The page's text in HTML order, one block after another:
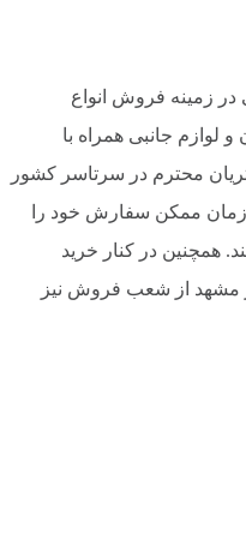
در زمینه فروش انواع
لوازم جانبی همراه با
محترم در سرتاسر کشور
زمان ممکن سفارش خود را
همچنین در کنار خرید
مشهد از شعب فروش نیز